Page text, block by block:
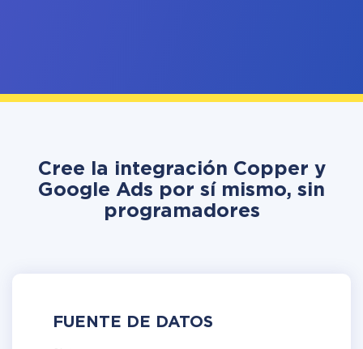
Cree la integración Copper y
Google Ads por sí mismo, sin
programadores
FUENTE DE DATOS